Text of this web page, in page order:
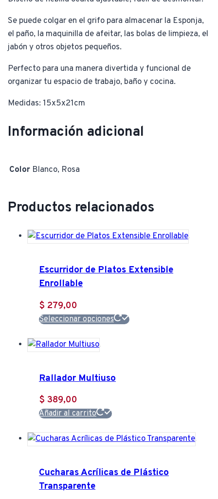
Se puede colgar en el grifo para almacenar la Esponja,
el paño, la maquinilla de afeitar, las bolas de limpieza, el
jabón y otros objetos pequeños.
Perfecto para una manera divertida y funcional de
organizar tu espacio de trabajo, baño y cocina.
Medidas: 15x5x21cm
Información adicional
Color Blanco, Rosa
Productos relacionados
Escurridor de Platos Extensible
Enrollable
$ 279,00
Seleccionar opciones
Este
elegir
página
Rallador Multiuso
$ 389,00
Añadir al carrito
Cucharas Acrílicas de Plástico
Transparente